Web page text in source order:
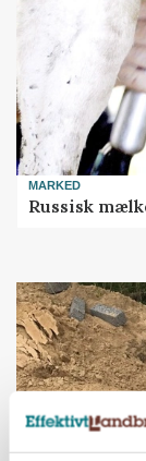
MARKED
Russisk